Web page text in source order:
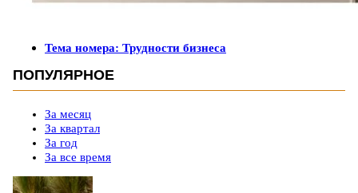
Тема номера: Трудности бизнеса
ПОПУЛЯРНОЕ
За месяц
За квартал
За год
За все время